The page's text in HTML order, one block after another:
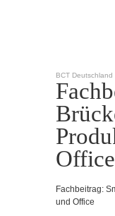
BCT Deutschland
Office
Fachbeitrag:
und Office